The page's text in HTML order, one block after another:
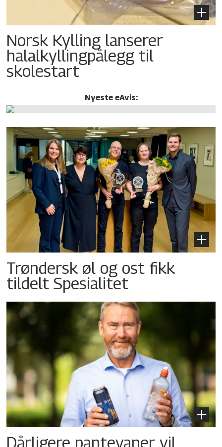
Norsk Kylling lanserer
halalkylling­pålegg til
skolestart
Nyeste eAvis:
Trøndersk øl og ost fikk
tildelt Spesialitet
Dårligere pantevaner vil